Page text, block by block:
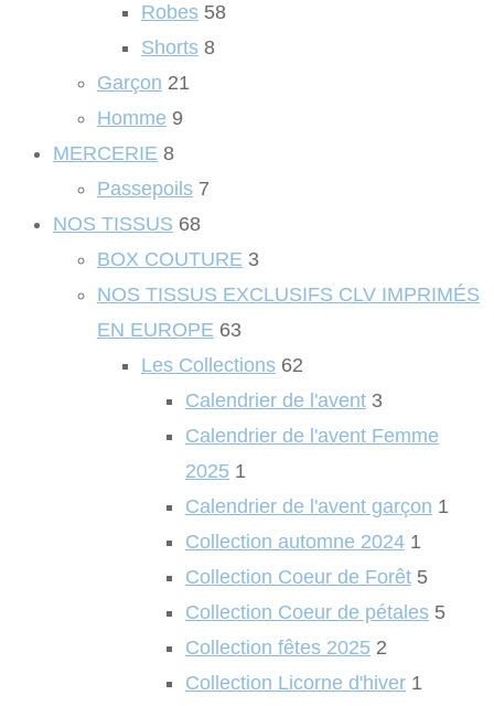
Robes 58
Shorts 8
Garçon 21
Homme 9
MERCERIE 8
Passepoils 7
NOS TISSUS 68
BOX COUTURE 3
NOS TISSUS EXCLUSIFS CLV IMPRIMÉS
EN EUROPE 63
Les Collections 62
Calendrier de l'avent 3
Calendrier de l'avent Femme
2025 1
Calendrier de l'avent garçon 1
Collection automne 2024 1
Collection Coeur de Forêt 5
Collection Coeur de pétales 5
Collection fêtes 2025 2
Collection Licorne d'hiver 1